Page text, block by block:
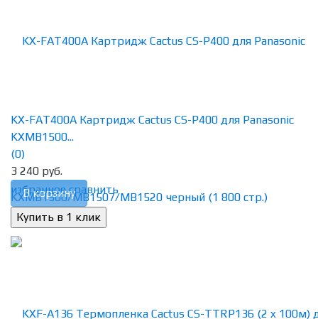
избранное сравнить
KX-FAT400A Картридж Cactus CS-P400 для Panasonic
KXMB1500...
(0)
3 240 руб.
В корзину